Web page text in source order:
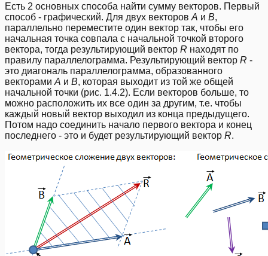
Есть 2 основных способа найти сумму векторов. Первый
способ - графический. Для двух векторов A и B,
параллельно переместите один вектор так, чтобы его
начальная точка совпала с начальной точкой второго
вектора, тогда результирующий вектор R находят по
правилу параллелограмма. Результирующий вектор R -
это диагональ параллелограмма, образованного
векторами A и B, которая выходит из той же общей
начальной точки (рис. 1.4.2). Если векторов больше, то
можно расположить их все один за другим, т.е. чтобы
каждый новый вектор выходил из конца предыдущего.
Потом надо соединить начало первого вектора и конец
последнего - это и будет результирующий вектор R.